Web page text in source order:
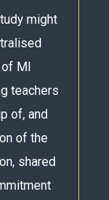
might
of MI
teachers
of, and
of the
shared